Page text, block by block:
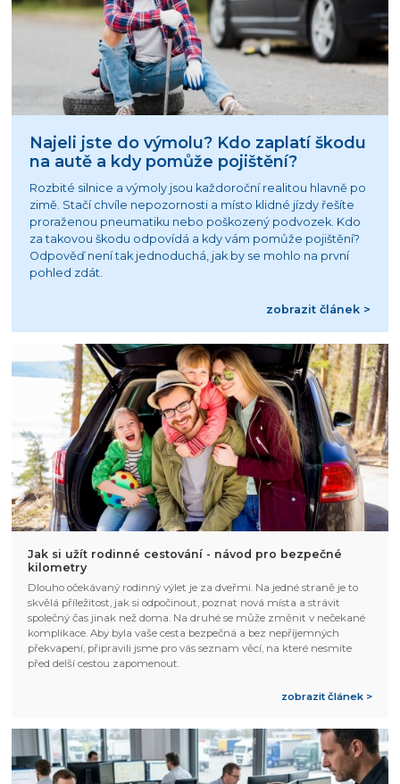
Najeli jste do výmolu? Kdo zaplatí škodu
na autě a kdy pomůže pojištění?
Rozbité silnice a výmoly jsou každoroční realitou hlavně po
zimě. Stačí chvíle nepozornosti a místo klidné jízdy řešíte
proraženou pneumatiku nebo poškozený podvozek. Kdo
za takovou škodu odpovídá a kdy vám pomůže pojištění?
Odpověď není tak jednoduchá, jak by se mohlo na první
pohled zdát.
zobrazit článek >
Jak si užít rodinné cestování - návod pro bezpečné
kilometry
Dlouho očekávaný rodinný výlet je za dveřmi. Na jedné straně je to
skvělá příležitost, jak si odpočinout, poznat nová místa a strávit
společný čas jinak než doma. Na druhé se může změnit v nečekané
komplikace. Aby byla vaše cesta bezpečná a bez nepříjemných
překvapení, připravili jsme pro vás seznam věcí, na které nesmíte
před delší cestou zapomenout.
zobrazit článek >